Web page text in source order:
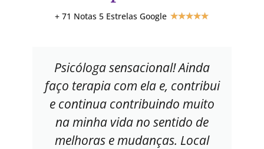
+ 71 Notas 5 Estrelas Google ★★★★★
Psicóloga sensacional! Ainda
faço terapia com ela e, contribui
e continua contribuindo muito
na minha vida no sentido de
melhoras e mudanças. Local